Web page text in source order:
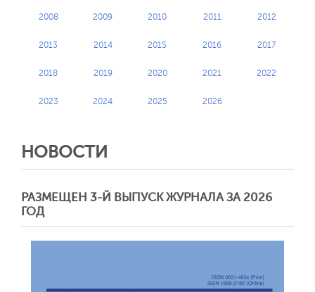
2008 2009 2010 2011 2012
2013 2014 2015 2016 2017
2018 2019 2020 2021 2022
2023 2024 2025 2026
НОВОСТИ
РАЗМЕЩЕН 3-Й ВЫПУСК ЖУРНАЛА ЗА 2026
ГОД